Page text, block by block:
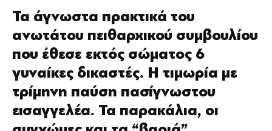
Τα άγνωστα πρακτικά του
ανωτάτου πειθαρχικού συμβουλίου
που έθεσε εκτός σώματος 6
γυναίκες δικαστές. Η τιμωρία με
τρίμηνη παύση πασίγνωστου
εισαγγελέα. Τα παρακάλια, οι